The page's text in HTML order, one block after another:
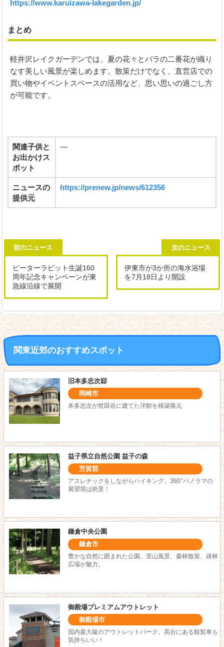
https://www.karuizawa-lakegarden.jp/
まとめ
軽井沢レイクガーデンでは、夏の花々とバラの二番花が織り
なす美しい風景が楽しめます。散策だけでなく、直営店での
買い物やイベントスペースの活用など、思い思いの過ごし方
が可能です。
関連子供と
お出かけス
ポット
―
ニュースの
提供元
https://prenew.jp/news/612356
前のニュース
ピーターラビット生誕160
周年記念キャンペーンが東
急線沿線で展開
次のニュース
伊東市が3か所の海水浴場
を7月18日より開設
関東近郊のおすすめスポット
旧本多忠次邸
岡崎市
本多忠次が世田谷に建てた洋館を移築復元
益子県立自然公園 益子の森
芳賀郡
アスレチックをしながらハイキング。360°パノラマの
展望塔は絶景！
鎌倉中央公園
鎌倉市
豊かな自然に囲まれた公園。里山風景、森林散策、疎林
広場が魅力。
御殿場プレミアムアウトレット
御殿場市
国内最大級のアウトレットパーク。高台にある観覧車も
気持ちいい！